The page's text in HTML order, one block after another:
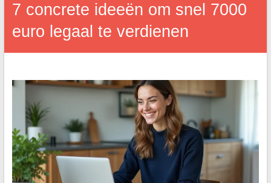
7 concrete ideeën om snel 7000
euro legaal te verdienen